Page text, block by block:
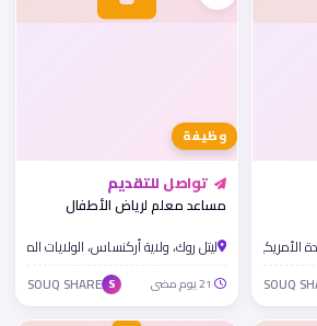
SOUQ
وظيفة
تواصل للتقديم
مساعد معلم لرياض الأطفال
ليتل روك، ولاية أركنساس، الولايات
S
SOUQ SHARE